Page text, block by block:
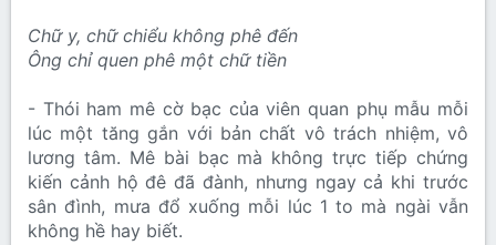
Chữ y, chữ chiểu không phê đến
Ông chỉ quen phê một chữ tiền
- Thói ham mê cờ bạc của viên quan phụ mẫu mỗi
lúc một tăng gắn với bản chất vô trách nhiệm, vô
lương tâm. Mê bài bạc mà không trực tiếp chứng
kiến cảnh hộ đê đã đành, nhưng ngay cả khi trước
sân đình, mưa đổ xuống mỗi lúc 1 to mà ngài vẫn
không hề hay biết.